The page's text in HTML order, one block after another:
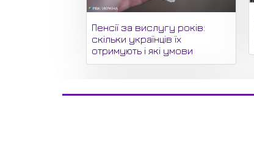
Пенсії за вислугу років:
скільки українців їх
отримують і які умови